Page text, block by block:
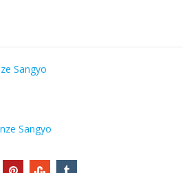
Thinner 250 quantity
Sangyo
Sangyo